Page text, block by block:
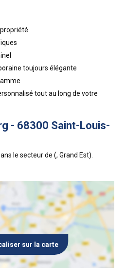
toujours élégante
tout au long de votre
- 68300 Saint-Louis-
le secteur de (, Grand Est).
sur la carte